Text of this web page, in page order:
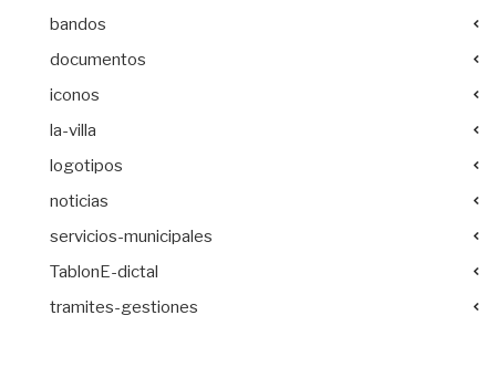
bandos
documentos
iconos
la-villa
logotipos
noticias
servicios-municipales
TablonE-dictal
tramites-gestiones